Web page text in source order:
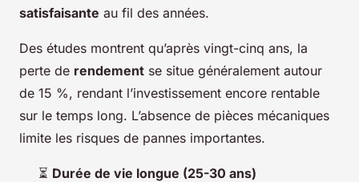
satisfaisante au fil des années.
Des études montrent qu’après vingt-cinq ans, la
perte de rendement se situe généralement autour
de 15 %, rendant l’investissement encore rentable
sur le temps long. L’absence de pièces mécaniques
limite les risques de pannes importantes.
⏳ Durée de vie longue (25-30 ans)